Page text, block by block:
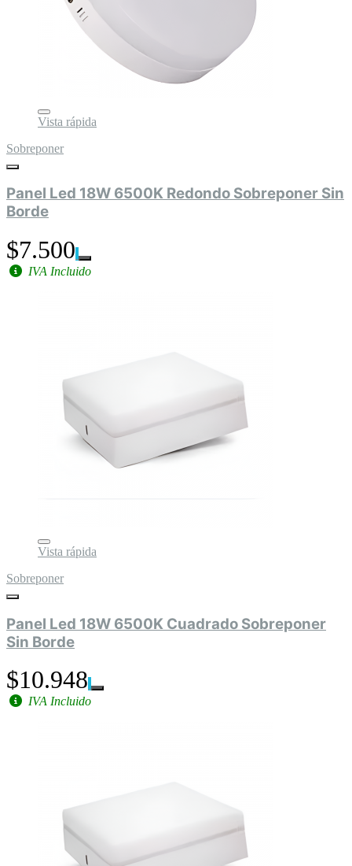
Vista rápida
Sobreponer
Panel Led 18W 6500K Redondo Sobreponer Sin
Borde
$7.500
IVA Incluido
Vista rápida
Sobreponer
Panel Led 18W 6500K Cuadrado Sobreponer
Sin Borde
$10.948
IVA Incluido